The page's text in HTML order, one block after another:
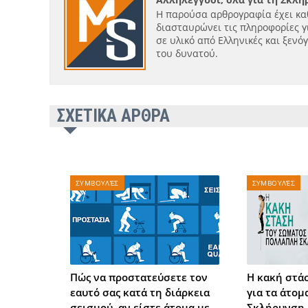
Η παρούσα αρθρογραφία έχει
διασταυρώνει τις πληροφορίες
σε υλικό από Ελληνικές και
του δυνατού.
ΣΧΕΤΙΚΑ ΑΡΘΡΑ
ΣΥΜΒΟΥΛΈΣ
Πώς να προστατεύσετε τον
εαυτό σας κατά τη διάρκεια
ΣΥΜΒΟΥΛΈΣ
Η κακή
για τα